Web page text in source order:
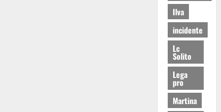
Ilva
incidente
Lc
Solito
Lega
pro
Martina